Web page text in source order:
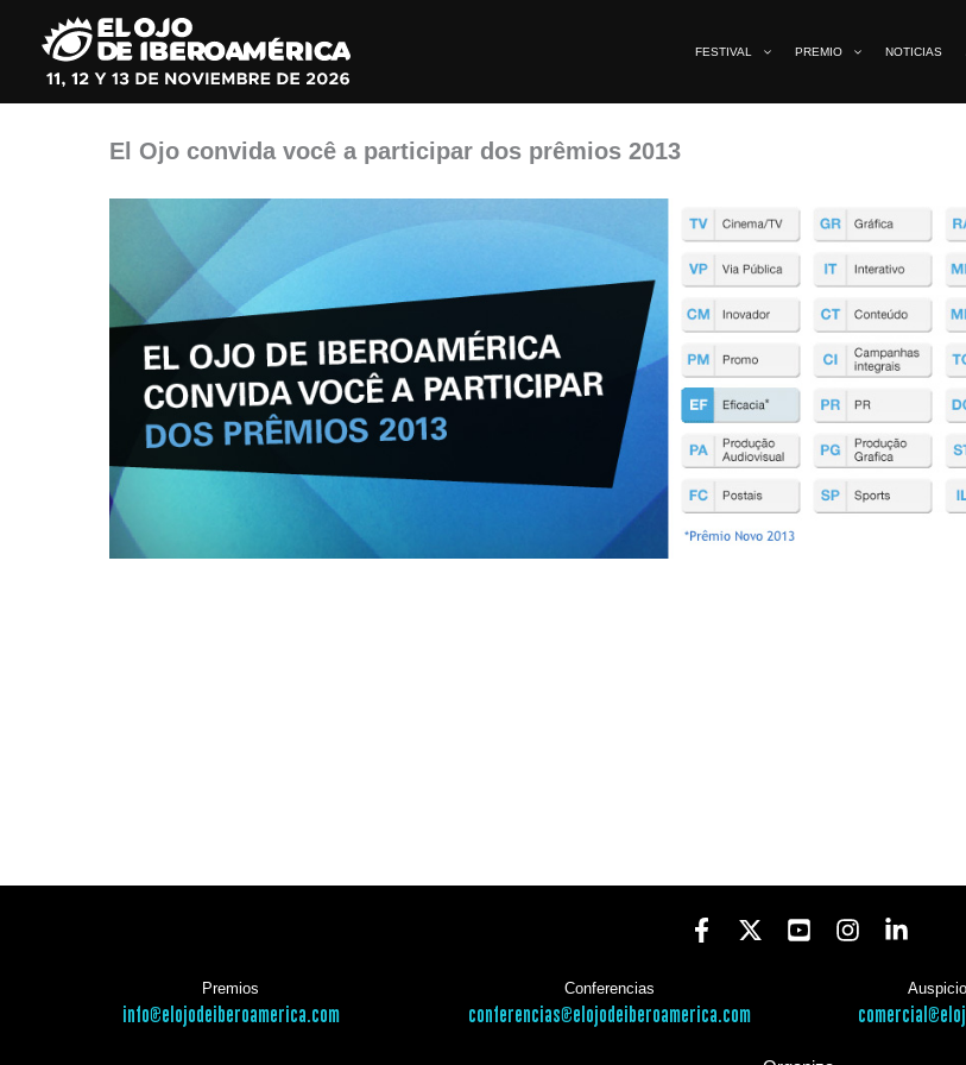
contenido
FESTIVAL PREMIO NOTICIAS
El Ojo convida você a participar dos prêmios 2013
Premios
info@elojodeiberoamerica.com
Conferencias
conferencias@elojodeiberoamerica.com